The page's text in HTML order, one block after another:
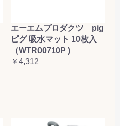
エーエムプロダクツ pig
ピグ 吸水マット 10枚入
（WTR00710P )
￥4,312